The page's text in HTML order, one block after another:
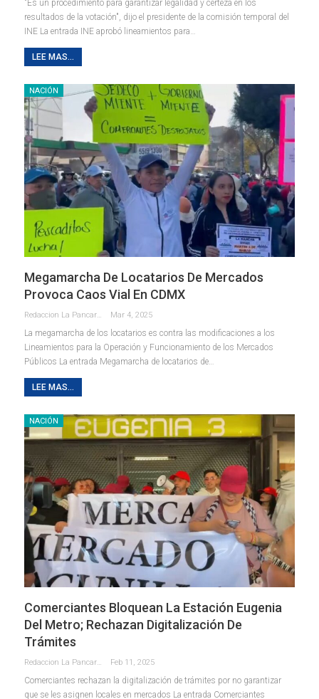
"Es un procedimiento para garantizar legalidad y certeza en los
resultados de la votación", dijo el presidente de la comisión temporal del
INE La entrada INE aprobó lineamientos para…
LEE MAS...
NACIÓN
Megamarcha De Locatarios De Mercados
Provoca Caos Vial En CDMX
Redaccion La Pancarta De Quintana Roo Mar 4, 2025
La megamarcha de los locatarios es contra las modificaciones a los
Lineamientos para la Operación y Funcionamiento de los Mercados
Públicos La entrada Megamarcha de locatarios de…
LEE MAS...
NACIÓN
Comerciantes Bloquean La Estación Eugenia
Del Metro; Rechazan Digitalización De
Trámites
Redaccion La Pancarta De Quintana Roo Feb 11, 2025
Comerciantes rechazan la digitalización de trámites por no garantizar
que se les asignen locales en mercados La entrada Comerciantes